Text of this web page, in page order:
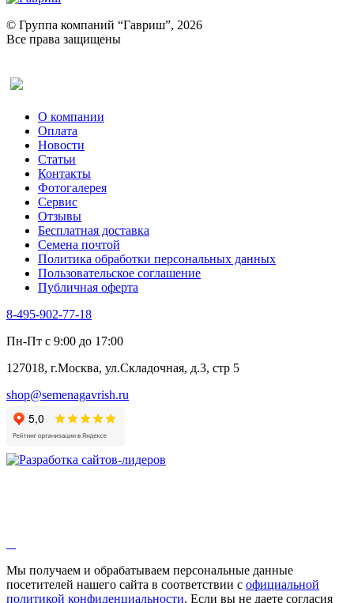
Ревень
Рукола
Рута
Тмин
Трава для чая
Туласи
Укроп
Фенхель пряный
Хризантема овощная
Цикорий пряный
Цикорий салатный (Витлуф)
Черемша
Шпинат
Щавель
Эндивий
Эстрагон
Алтей
Бессмертник
Валериана
Валерианелла
Гибискус лекарственный
Девясил
Душица
Змееголовник
Мыльнянка
Мята
© Группа компаний “Гавриш”, 2026
Все права защищены
О компании
Оплата
Новости
Статьи
Контакты
Фотогалерея​
Сервис
Отзывы
Бесплатная доставка
Семена почтой
Политика обработки персональных данных
Пользовательское соглашение
Публичная оферта
8-495-902-77-18
Пн-Пт с 9:00 до 17:00
127018, г.Москва, ул.Складочная, д.3, стр 5
shop@semenagavrish.ru
Мы получаем и обрабатываем персональные данные
посетителей нашего сайта в соответствии с официальной
политикой конфиденциальности. Если вы не даете согласия